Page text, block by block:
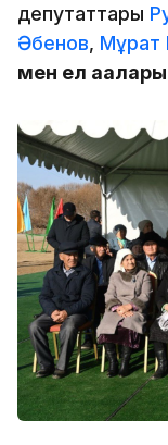
депутаттары
Әбенов, Мұрат
мен ел ағалары